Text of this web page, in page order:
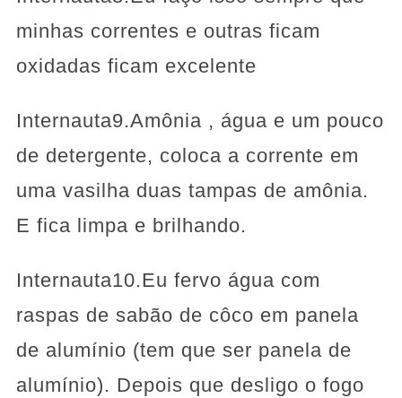
minhas correntes e outras ficam
oxidadas ficam excelente
Internauta9.Amônia , água e um pouco
de detergente, coloca a corrente em
uma vasilha duas tampas de amônia.
E fica limpa e brilhando.
Internauta10.Eu fervo água com
raspas de sabão de côco em panela
de alumínio (tem que ser panela de
alumínio). Depois que desligo o fogo